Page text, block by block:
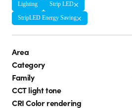
Lighting
Strip LED
StripLED Energy Saving
Area
Category
Family
CCT light tone
CRI Color rendering